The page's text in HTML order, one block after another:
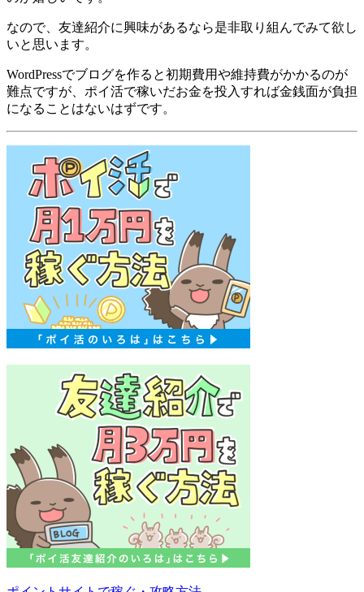
なので、友達紹介に興味があるなら是非取り組んでみて欲し
いと思います。
WordPressでブログを作ると初期費用や維持費がかかるのが
難点ですが、ポイ活で稼いだお金を投入すれば金銭面が負担
になることはないはずです。